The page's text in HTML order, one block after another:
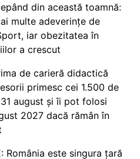
din această toamnă:
multe adeverințe de
iar obezitatea în
a crescut
de carieră didactică
primesc cei 1.500 de
august și îi pot folosi
2027 dacă rămân în
România este singura țară